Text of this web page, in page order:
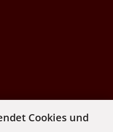
Cookies und